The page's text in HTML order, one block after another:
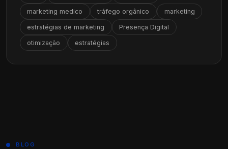
marketing medico tráfego orgânico marketing
estratégias de marketing Presença Digital
otimização estratégias
BLOG